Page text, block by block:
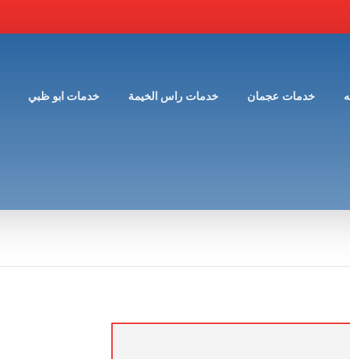
خدمات عجمان خدمات راس الخيمة خدمات ابو ظبي